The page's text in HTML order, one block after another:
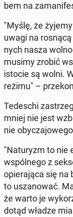
bem na
"Myślę, że
uwagi na
nych nasza
musimy zrobić
istocie są wolni.
reżimu" –
Te­de­schi
mniej nie jest
nie
"Na­tu­ryzm to nie
wspól­ne­go z
opie­ra­ją­ca się na
to usza­no­wać.
że warto je
dotąd władze